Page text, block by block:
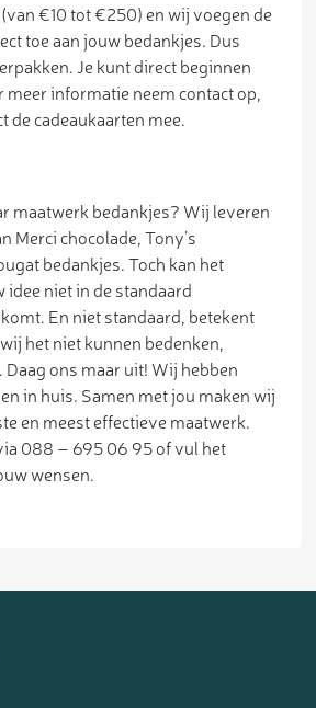
€10 tot €250) en wij voegen de
toe aan jouw bedankjes. Dus
Je kunt direct beginnen
meer informatie neem contact op,
de cadeaukaarten mee.
maatwerk bedankjes? Wij leveren
Merci chocolade, Tony’s
bedankjes. Toch kan het
idee niet in de standaard
En niet standaard, betekent
het niet kunnen bedenken,
Daag ons maar uit! Wij hebben
in huis. Samen met jou maken wij
en meest effectieve maatwerk.
088 – 695 06 95 of vul het
wensen.